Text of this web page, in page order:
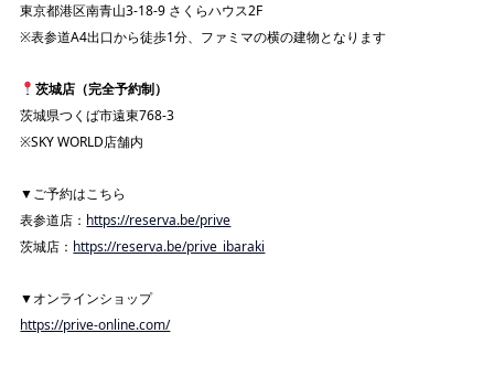
東京都港区南青山3-18-9 さくらハウス2F
※表参道A4出口から徒歩1分、ファミマの横の建物となります
茨城店（完全予約制）
茨城県つくば市遠東768-3
※SKY WORLD店舗内
▼ご予約はこちら
表参道店： https://reserva.be/prive
茨城店： https://reserva.be/prive_ibaraki
▼オンラインショップ
https://prive-online.com/